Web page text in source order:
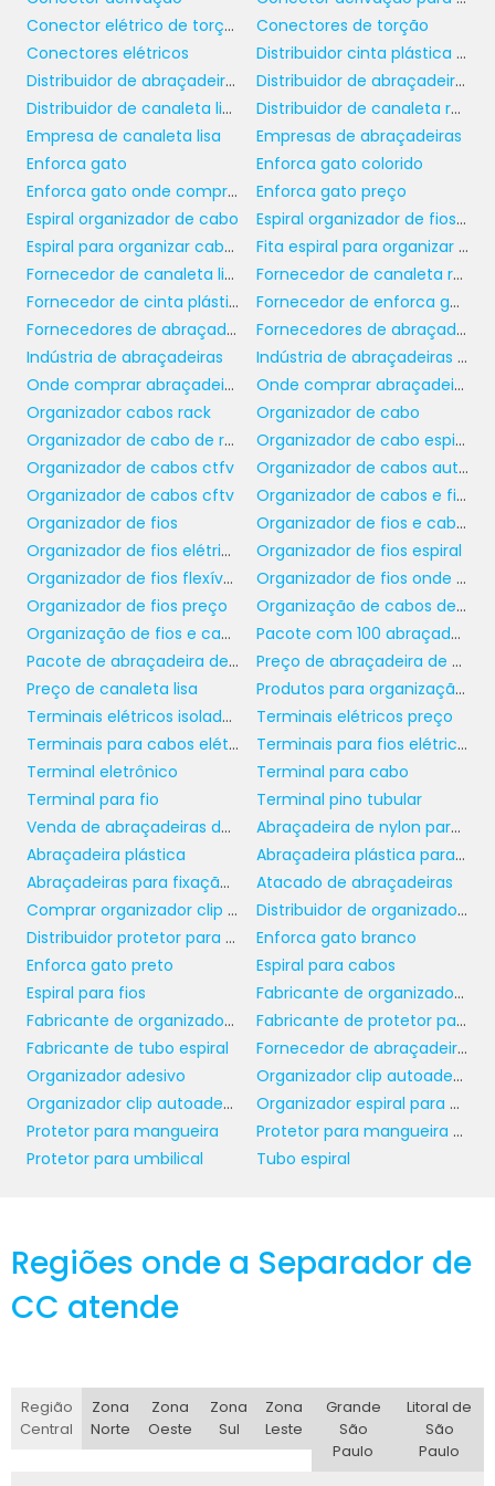
CANALETA RECORTE
ABERTO IDEAL
Ao escolher umdistribuidor de canaleta
recorte aberto, é importante considerar
alguns fatores determinantes. Um deles é o
material de fabricação. Optar por modelos
feitos em plástico de alta qualidade ou metal
galvanizado é fundamental para garantir
durabilidade e resistência a impactos. Além
disso, a capacidade de carga da canaleta
deve ser adequada ao volume de cabos que
será acomodado.
Adicionalmente, o tamanho e a largura do
distribuidor são aspectos que não podem ser
ignorados. Um modelo que se adapta
perfeitamente ao seu espaço físico ajudará a
evitar problemas de instalação no futuro.
Analisar o layout atual do ambiente e projetar
a posição estratégica do distribuidor
facilitará ainda mais o seu uso e manutenção.
MANUTENÇÃO DO
DISTRIBUIDOR DE
CANALETA RECORTE
ABERTO
A manutenção regular dodistribuidor de
canaleta recorte abertoé fundamental
para garantir sua funcionalidade e segurança
ao longo do tempo. É aconselhável realizar
inspeções periódicas para verificar o estado
dos cabos e a integridade da canaleta. Dessa
forma, é possível identificar eventuais
desgastes ou danos antes que se tornem um
problema maior.
Outra dica é manter um cronograma de
limpeza, retirando qualquer sujeira ou
obstrução que possa se acumular no interior
da canaleta. Um ambiente limpo não só
prolonga a vida útil do distribuidor como
BUDGET E ORÇAMENTO
PARA A IMPLEMENTAÇÃO
DO DISTRIBUIDOR
Investir em umdistribuidor de canaleta
recorte aberto
é um passo significativo
para a modernização das estruturas elétricas
Conector elétrico de torção
Conectores de torção
Conectores elétricos
Distribuidor cinta plástica de nylon
Distribuidor de abraçadeira de nylon
Distribuidor de abraçadeiras
Distribuidor de canaleta lisa
Distribuidor de canaleta recorte aberto
Empresa de canaleta lisa
Empresas de abraçadeiras
Enforca gato
Enforca gato colorido
Enforca gato onde comprar
Enforca gato preço
Espiral organizador de cabo
Espiral organizador de fios e cabos
Espiral para organizar cabos
Fita espiral para organizar cabos
Fornecedor de canaleta lisa
Fornecedor de canaleta recorte aberto
Fornecedor de cinta plástica
Fornecedor de enforca gato
Fornecedores de abraçadeira com furo de fixação
Fornecedores de abraçadeiras de nylon
Indústria de abraçadeiras
Indústria de abraçadeiras plásticas
Onde comprar abraçadeiras
Onde comprar abraçadeiras para amarração paralela
Organizador cabos rack
Organizador de cabo
Organizador de cabo de rede
Organizador de cabo espiral
Organizador de cabos ctfv
Organizador de cabos auto adesivo
Organizador de cabos cftv
Organizador de cabos e fios
Organizador de fios
Organizador de fios e cabos
Organizador de fios elétricos
Organizador de fios espiral
Organizador de fios flexíveis
Organizador de fios onde comprar
Organizador de fios preço
Organização de cabos de rede
Organização de fios e cabos
Pacote com 100 abraçadeira de nylon
Pacote de abraçadeira de nylon
Preço de abraçadeira de nylon
Preço de canaleta lisa
Produtos para organização e proteção
Terminais elétricos isolados
Terminais elétricos preço
Terminais para cabos elétricos
Terminais para fios elétricos
Terminal eletrônico
Terminal para cabo
Terminal para fio
Terminal pino tubular
Venda de abraçadeiras de plástico
Abraçadeira de nylon para fios e cabos
Abraçadeira plástica
Abraçadeira plástica para eletroduto
Abraçadeiras para fixação de tubos
Atacado de abraçadeiras
Comprar organizador clip auto adesivo
Distribuidor de organizador clip autoadesivo
Distribuidor protetor para mangueira
Enforca gato branco
Enforca gato preto
Espiral para cabos
Espiral para fios
Fabricante de organizador clip autoadesivo
Fabricante de organizador de fios
Fabricante de protetor para mangueira
Fabricante de tubo espiral
Fornecedor de abraçadeira para tubos
Organizador adesivo
Organizador clip autoadesivo
Organizador clip autoadesivo atacado
Organizador espiral para cabos
Protetor para mangueira
Protetor para mangueira mergulho
Protetor para umbilical
Tubo espiral
Regiões onde a Separador de
CC atende
Região
Central
Zona
Norte
Zona
Oeste
Zona
Sul
Zona
Leste
Grande
São
Paulo
Litoral de
São
Paulo